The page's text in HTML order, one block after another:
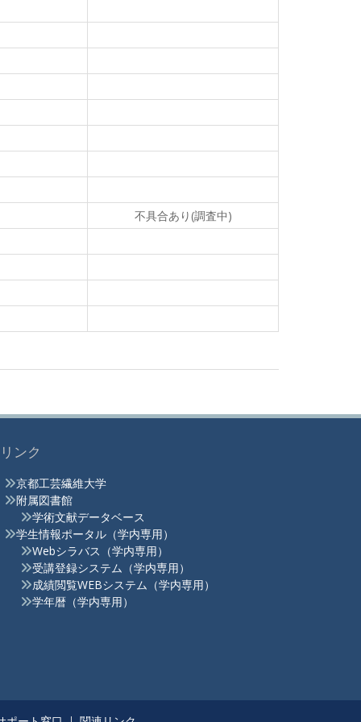
不具合あり(調査中)
リンク
京都工芸繊維大学
附属図書館
学術文献データベース
学生情報ポータル（学内専用）
Webシラバス（学内専用）
受講登録システム（学内専用）
成績閲覧WEBシステム（学内専用）
学年暦（学内専用）